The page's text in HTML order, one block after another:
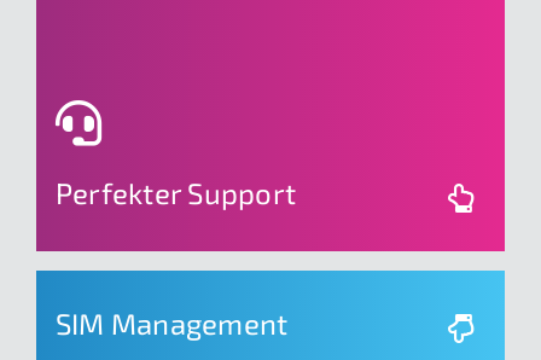
Persönlich, kompetent und unter einer normal
tarifierten Festnetznummer.
Perfekter Support
SIM Management